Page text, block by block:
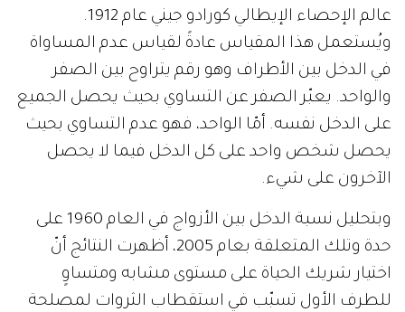
عالم الإحصاء الإيطالي كورادو جيني عام 1912.
ويُستعمل هذا المقياس عادةً لقياس عدم المساواة
في الدخل بين الأطراف وهو رقم يتراوح بين الصفر
والواحد. يعبّر الصفر عن التساوي بحيث يحصل الجميع
على الدخل نفسه. أمّا الواحد، فهو عدم التساوي بحيث
يحصل شخص واحد على كل الدخل فيما لا يحصل
الآخرون على شيء.
وبتحليل نسبة الدخل بين الأزواج في العام 1960 على
حدة وتلك المتعلقة بعام 2005، أظهرت النتائج أنّ
اختيار شريك الحياة على مستوى مشابه ومتساوٍ
للطرف الأول تسبّب في استقطاب الثروات لمصلحة